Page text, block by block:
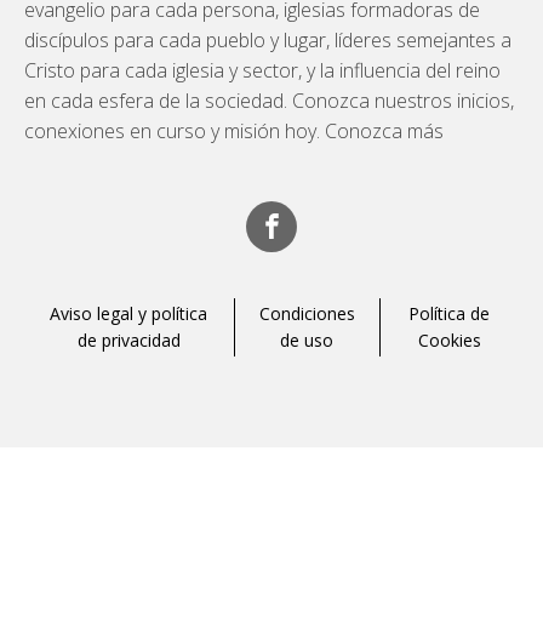
evangelio para cada persona, iglesias formadoras de
discípulos para cada pueblo y lugar, líderes semejantes a
Cristo para cada iglesia y sector, y la influencia del reino
en cada esfera de la sociedad. Conozca nuestros inicios,
conexiones en curso y misión hoy. Conozca más
Aviso legal y política
de privacidad
Condiciones
de uso
Política de
Cookies